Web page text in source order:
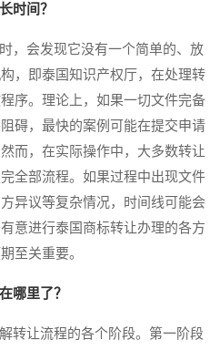
时间？
会发现它没有一个简单的、放
，即泰国知识产权厅，在处理转
序。理论上，如果一切文件完备
碍，最快的案例可能在提交申请
而，在实际操作中，大多数转让
全部流程。如果过程中出现文件
异议等复杂情况，时间线可能会
意进行泰国商标转让办理的各方
至关重要。
哪里了？
让流程的各个阶段。第一阶段